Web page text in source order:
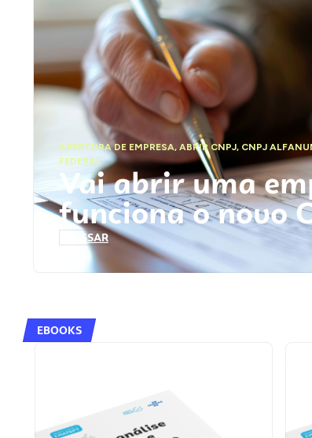
ABERTURA DE EMPRESA,ABRIR CNPJ, CNPJ
FEDERAL
Vai abrir uma
funciona o novo
ACESSAR
EBOOKS